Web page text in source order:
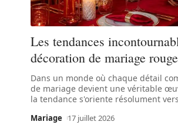
Les tendances
décoration de mariage
Dans un monde où chaque détail
de mariage devient une véritable
la tendance s'oriente résolument
Mariage 17 juillet 2026